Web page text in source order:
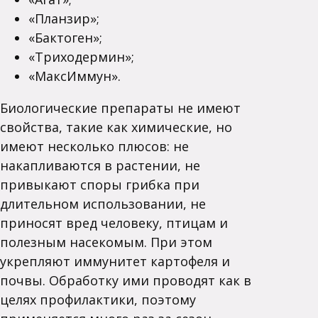
«Планзир»;
«Бактоген»;
«Триходермин»;
«МаксИммун».
Биологические препараты не имеют
свойства, такие как химические, но
имеют несколько плюсов: не
накапливаются в растении, не
привыкают споры грибка при
длительном использовании, не
приносят вред человеку, птицам и
полезным насекомым. При этом
укрепляют иммунитет картофеля и
почвы. Обработку ими проводят как в
целях профилактики, поэтому